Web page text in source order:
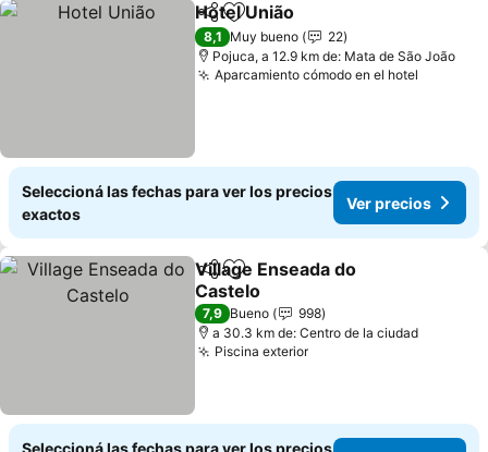
CompartirAñadir a favoritos
Hotel União
8,1 Muy bueno
22
Pojuca, a 12.9 km de: Mata de São João
Aparcamiento cómodo en el hotel
Seleccioná las fechas para ver los precios
exactos
Ver precios
CompartirAñadir a favoritos
Village Enseada do
Castelo
Ver precios
7,9 Bueno
998
a 30.3 km de: Centro de la ciudad
Piscina exteriorVer precios
Seleccioná las fechas para ver los precios